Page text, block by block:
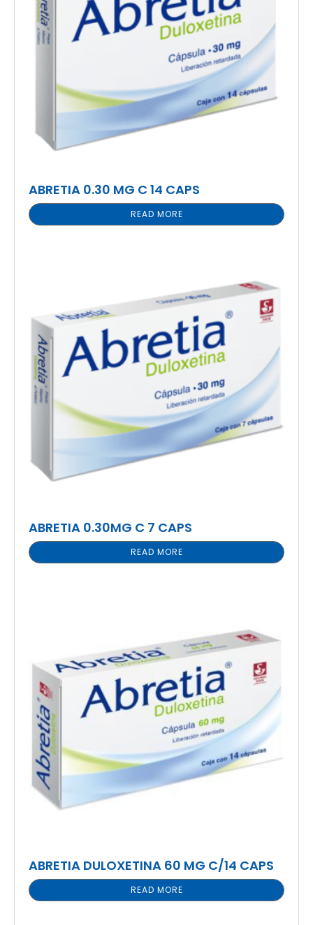
ABRETIA 0.30 MG C 14 CAPS
READ MORE
ABRETIA 0.30MG C 7 CAPS
READ MORE
ABRETIA DULOXETINA 60 MG C/14 CAPS
READ MORE